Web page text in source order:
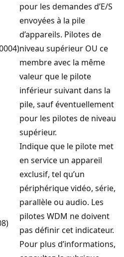
pour les demandes d’E/S
envoyées à la pile
d’appareils. Pilotes de
niveau supérieur OU ce
membre avec la même
valeur que le pilote
inférieur suivant dans la
pile, sauf éventuellement
pour les pilotes de niveau
supérieur.
Indique que le pilote met
en service un appareil
exclusif, tel qu’un
périphérique vidéo, série,
parallèle ou audio. Les
pilotes WDM ne doivent
pas définir cet indicateur.
Pour plus d’informations,